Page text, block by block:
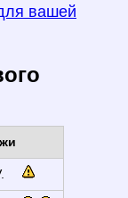
вашей